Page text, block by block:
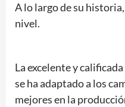
A lo largo de su
nivel.
La excelente y
se ha adaptado a los
mejores en la